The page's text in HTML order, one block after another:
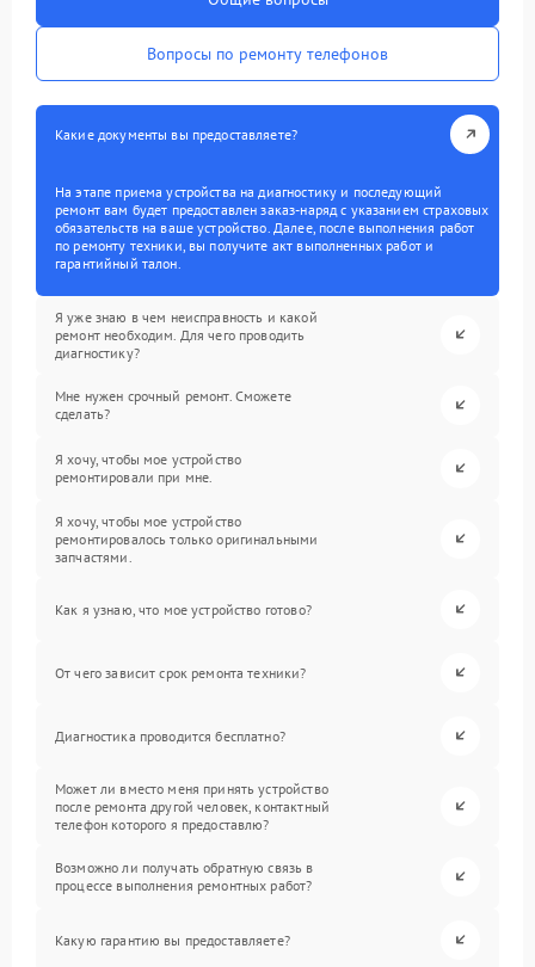
Вопросы по ремонту телефонов
Какие документы вы предоставляете?
На этапе приема устройства на диагностику и последующий
ремонт вам будет предоставлен заказ-наряд с указанием страховых
обязательств на ваше устройство. Далее, после выполнения работ
по ремонту техники, вы получите акт выполненных работ и
гарантийный талон.
Я уже знаю в чем неисправность и какой
ремонт необходим. Для чего проводить
диагностику?
Мне нужен срочный ремонт. Сможете
сделать?
Я хочу, чтобы мое устройство
ремонтировали при мне.
Я хочу, чтобы мое устройство
ремонтировалось только оригинальными
запчастями.
Как я узнаю, что мое устройство готово?
От чего зависит срок ремонта техники?
Диагностика проводится бесплатно?
Может ли вместо меня принять устройство
после ремонта другой человек, контактный
телефон которого я предоставлю?
Возможно ли получать обратную связь в
процессе выполнения ремонтных работ?
Какую гарантию вы предоставляете?